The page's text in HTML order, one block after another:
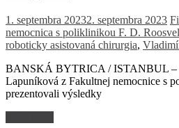
1. septembra 20232. septembra 2023
nemocnica s poliklinikou F. D.
roboticky asistovaná chirurgia,
BANSKÁ BYTRICA / ISTANBUL –
Lapuníková z Fakultnej nemocnice s
prezentovali výsledky